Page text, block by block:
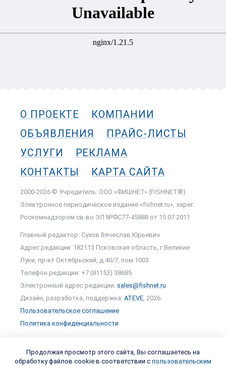
О ПРОЕКТЕ
КОМПАНИИ
ОБЪЯВЛЕНИЯ
ПРАЙС-ЛИСТЫ
УСЛУГИ
РЕКЛАМА
КОНТАКТЫ
КАРТА САЙТА
2000-2026 © Учредитель: ООО «ФИШНЕТ» (FISHNET®)
Электронное периодическое издание «fishnet.ru», зарег.
Роскомнадзором cв-во ЭЛ №ФС77-45888 от 15.07.2011
Главный редактор: Сухов Вячеслав Юрьевич
Адрес редакции: 182113 Псковская область, г.Великие
Луки, пр-кт Октябрьский, д.40/7, пом.1003
Телефон редакции: +7 (81153) 38685
Электронный адрес редакции: sales@fishnet.ru
Дизайн, разработка, поддержка: ATEVE , 2026.
Пользовательское соглашение
Политика конфиденциальности
Продолжая просмотр этого сайта, Вы соглашаетесь на
обработку файлов cookie в соответствии с пользовательским